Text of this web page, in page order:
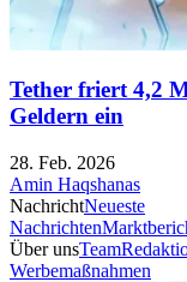
Tether friert 4,2
Geldern ein
28. Feb. 2026
Amin Haqshanas
NachrichtNeueste
Nachrichten
Über unsTeam
Werbemaßnahmen